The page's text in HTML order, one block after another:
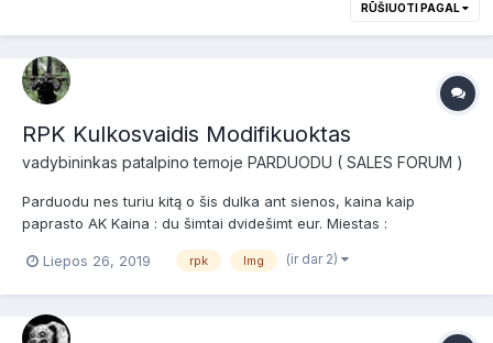
RŪŠIUOTI PAGAL
RPK Kulkosvaidis Modifikuoktas
vadybininkas patalpino temoje PARDUODU ( SALES FORUM )
Parduodu nes turiu kitą o šis dulka ant sienos, kaina kaip
paprasto AK Kaina : du šimtai dvidešimt eur. Miestas :
https://www.skelbiu.lt/skelbimai/sratasvydis-airsoft-kulkosvaidis-
Liepos 26, 2019 rpk lmg (ir dar 2)